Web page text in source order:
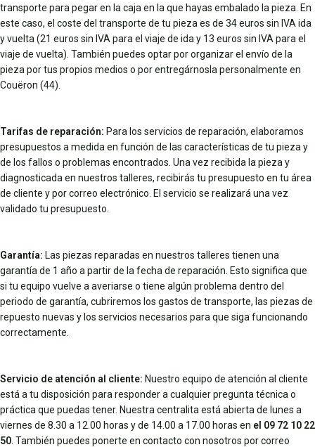
transporte para pegar en la caja en la que hayas embalado la pieza. En
este caso, el coste del transporte de tu pieza es de 34 euros sin IVA ida
y vuelta (21 euros sin IVA para el viaje de ida y 13 euros sin IVA para el
viaje de vuelta). También puedes optar por organizar el envío de la
pieza por tus propios medios o por entregárnosla personalmente en
Couëron (44).
Tarifas de reparación: Para los servicios de reparación, elaboramos
presupuestos a medida en función de las características de tu pieza y
de los fallos o problemas encontrados. Una vez recibida la pieza y
diagnosticada en nuestros talleres, recibirás tu presupuesto en tu área
de cliente y por correo electrónico. El servicio se realizará una vez
validado tu presupuesto.
Garantía: Las piezas reparadas en nuestros talleres tienen una
garantía de 1 año a partir de la fecha de reparación. Esto significa que
si tu equipo vuelve a averiarse o tiene algún problema dentro del
periodo de garantía, cubriremos los gastos de transporte, las piezas de
repuesto nuevas y los servicios necesarios para que siga funcionando
correctamente.
Servicio de atención al cliente: Nuestro equipo de atención al cliente
está a tu disposición para responder a cualquier pregunta técnica o
práctica que puedas tener. Nuestra centralita está abierta de lunes a
viernes de 8.30 a 12.00 horas y de 14.00 a 17.00 horas en el 09 72 10 22
50 . También puedes ponerte en contacto con nosotros por correo